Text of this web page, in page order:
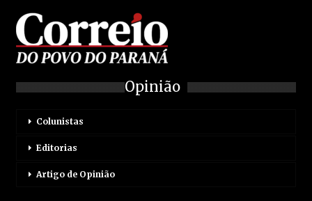
Opinião
Colunistas
Editorias
Artigo de Opinião